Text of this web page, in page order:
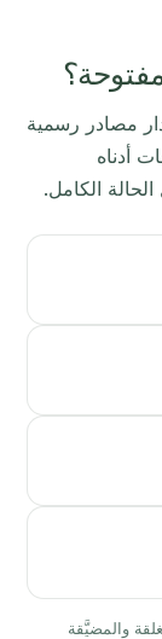
مصادر رسمية
المصطلحات أدناه
الكامل.
والمضيَّقة